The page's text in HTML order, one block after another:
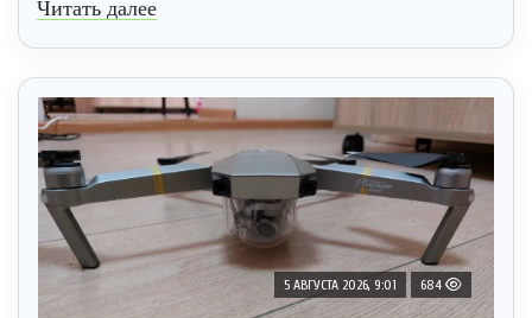
Читать далее
5 АВГУСТА 2026, 9:01 684